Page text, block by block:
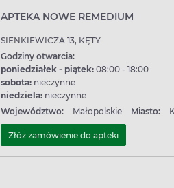
APTEKA NOWE REMEDIUM
SIENKIEWICZA 13, KĘTY
Godziny otwarcia:
poniedziałek - piątek: 08:00 - 18:00
sobota: nieczynne
niedziela: nieczynne
Województwo:
Małopolskie Miasto:
Złóż zamówienie do apteki